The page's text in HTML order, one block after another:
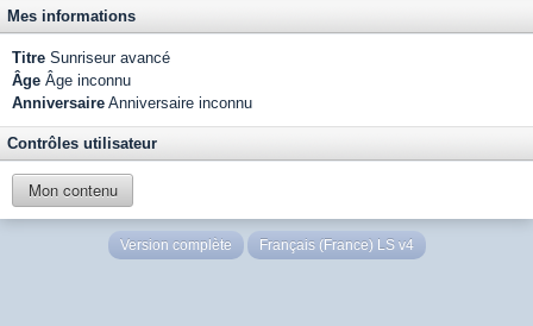
Mes informations
Titre Sunriseur avancé
Âge Âge inconnu
Anniversaire Anniversaire inconnu
Contrôles utilisateur
Mon contenu
Version complète Français (France) LS v4